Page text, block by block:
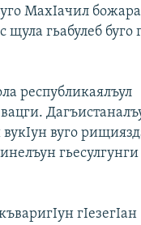
МахIачил
гьабулеб буго
республикаялъул
вуго
гIезегIан